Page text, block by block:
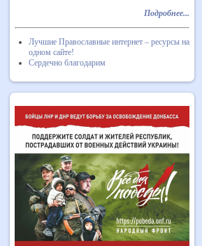
Подробнее...
Лучшие Православные интернет – ресурсы на
одном сайте!
Сердечно благодарим